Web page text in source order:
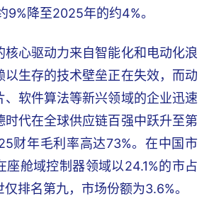
9%降至2025年的约4%。
核心驱动力来自智能化和电动化浪
以生存的技术壁垒正在失效，而动
、软件算法等新兴领域的企业迅速
时代在全球供应链百强中跃升至第
财年毛利率高达73%。在中国市
座舱域控制器领域以24.1%的市占
排名第九，市场份额为3.6%。